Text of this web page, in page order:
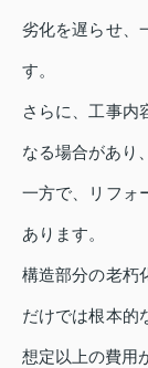
劣化を遅らせ、
す。
さらに、工事内
なる場合があり
一方で、リフォ
あります。
構造部分の老朽
だけでは根本的
想定以上の費用